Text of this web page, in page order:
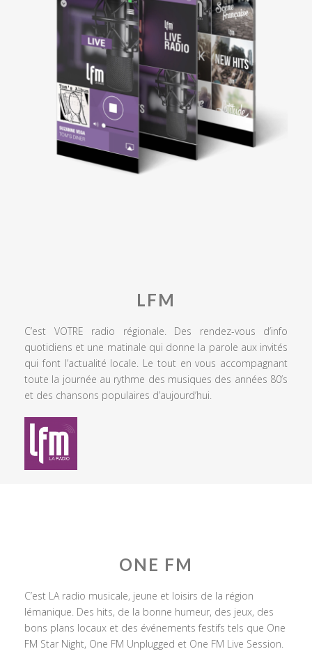
LFM
C’est VOTRE radio régionale. Des rendez-vous d’info
quotidiens et une matinale qui donne la parole aux invités
qui font l’actualité locale. Le tout en vous accompagnant
toute la journée au rythme des musiques des années 80’s
et des chansons populaires d’aujourd’hui.
ONE FM
C’est LA radio musicale, jeune et loisirs de la région
lémanique. Des hits, de la bonne humeur, des jeux, des
bons plans locaux et des événements festifs tels que One
FM Star Night, One FM Unplugged et One FM Live Session.